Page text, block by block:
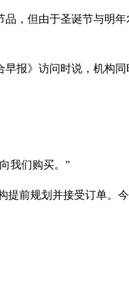
，但由于圣诞节与明
报》访问时说，机构
我们购买。”
前规划并接受订单。